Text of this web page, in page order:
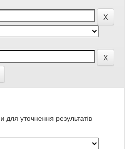
для уточнення результатів